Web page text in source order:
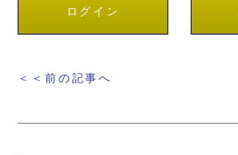
ログイン
＜＜前の記事へ